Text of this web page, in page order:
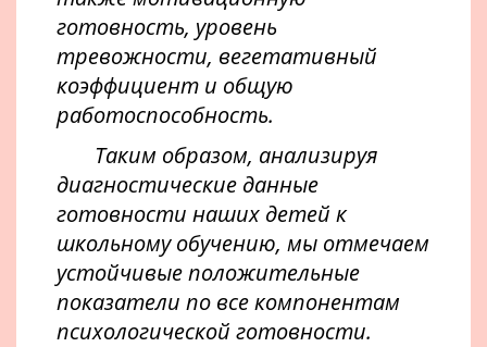
готовность, уровень
тревожности, вегетативный
коэффициент и общую
работоспособность.
Таким образом, анализируя
диагностические данные
готовности наших детей к
школьному обучению, мы отмечаем
устойчивые положительные
показатели по все компонентам
психологической готовности.